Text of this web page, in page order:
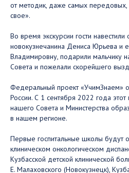
от методик, даже самых передовых,
свое».
Во время экскурсии гости
новокузнечанина Дениса Юрьева и
Владимировну, подарили мальчику
Совета и пожелали скорейшего
Федеральный проект «УчимЗнаем»
России. С 1 сентября 2022 года
нашего Совета и Министерства
в нашем регионе.
Первые госпитальные школы будут
клиническом онкологическом
Кузбасской детской клинической
Е. Малаховского (Новокузнецк),